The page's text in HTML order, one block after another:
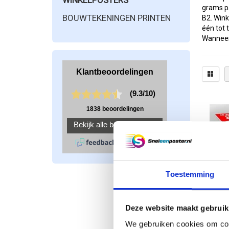
Toestemming
Deze website maakt
We gebruiken cookies om
BOUWTEKENINGEN PRINTEN
grams
B2.
één tot
Wij
het
hierbij
Als u
posters
voor uw
vragen